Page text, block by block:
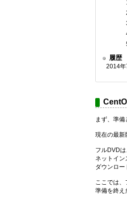
履歴
2014年
まず、準備
現在の最新
フルDVD
ネットイ
ダウンロー
ここでは、
準備を終え